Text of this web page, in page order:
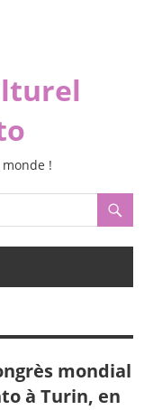
!
mondial
à Turin, en